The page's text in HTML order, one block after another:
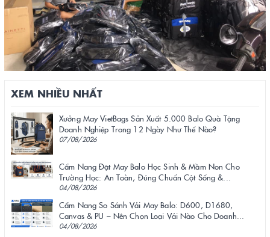
XEM NHIỀU NHẤT
Xưởng May VietBags Sản Xuất 5.000 Balo Quà Tặng
Doanh Nghiệp Trong 12 Ngày Như Thế Nào?
07/08/2026
Cẩm Nang Đặt May Balo Học Sinh & Mầm Non Cho
Trường Học: An Toàn, Đúng Chuẩn Cột Sống &...
04/08/2026
Cẩm Nang So Sánh Vải May Balo: D600, D1680,
Canvas & PU – Nên Chọn Loại Vải Nào Cho Doanh...
04/08/2026